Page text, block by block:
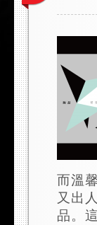
而溫
又出
品。